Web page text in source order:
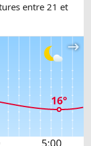
entre 21 et